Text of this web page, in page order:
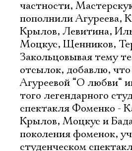
частности,
пополнили Агуреева,
Крылов, Левитина,
Моцкус, Щенников,
Закольцовывая тему
отсылок, добавлю, что
Агуреевой “О любви“
того легендарного
спектакля Фоменко -
Крылов, Моцкус и
поколения фоменок,
студенческом